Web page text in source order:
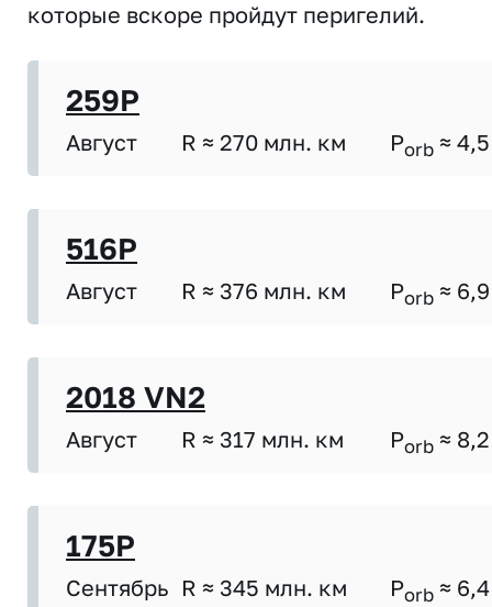
которые вскоре пройдут перигелий.
259P
Август R ≈ 270 млн. км Porb ≈ 4,5
516P
Август R ≈ 376 млн. км Porb ≈ 6,9
2018 VN2
Август R ≈ 317 млн. км Porb ≈ 8,2
175P
Сентябрь R ≈ 345 млн. км Porb ≈ 6,4